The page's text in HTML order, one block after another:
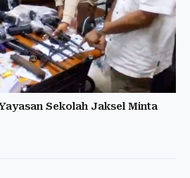
Sekolah Jaksel Minta